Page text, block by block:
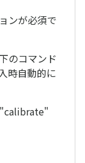
ンが必須で
のコマンド
時自動的に